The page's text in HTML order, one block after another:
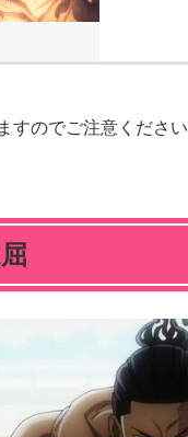
すのでご注意ください